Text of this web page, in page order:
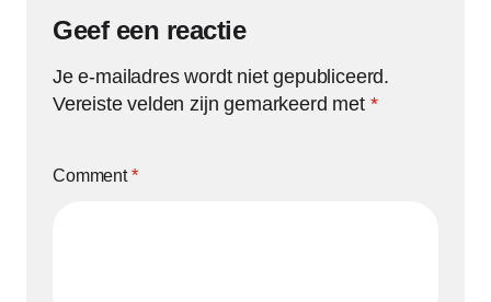
Geef een reactie
Je e-mailadres wordt niet gepubliceerd.
Vereiste velden zijn gemarkeerd met *
Comment*